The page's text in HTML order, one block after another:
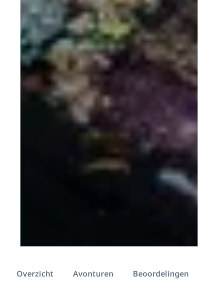
Overzicht Avonturen Beoordelingen